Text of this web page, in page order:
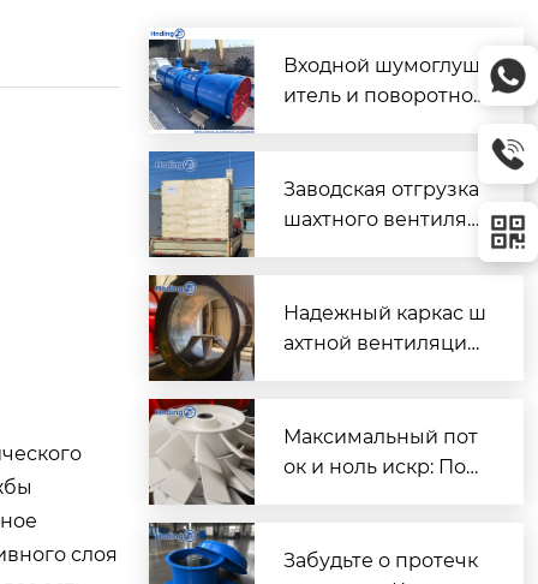
слоя
Входной шумоглуш
итель и поворотно-
вентилятора главно
го проветривания
Заводская отгрузка
шахтного вентилят
его объекта в Казах
стане
Надежный каркас ш
ахтной вентиляции:
DK
Максимальный пот
ок и ноль искр: Пош
шахтной вентиляци
Забудьте о протечк